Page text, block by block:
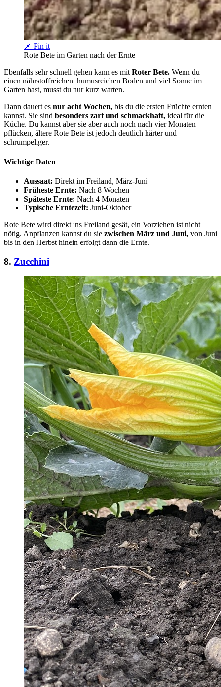
📌 Pin it
Rote Bete im Garten nach der Ernte
Ebenfalls sehr schnell gehen kann es mit Roter Bete. Wenn du
einen nährstoffreichen, humusreichen Boden und viel Sonne im
Garten hast, musst du nur kurz warten.
Dann dauert es nur acht Wochen, bis du die ersten Früchte ernten
kannst. Sie sind besonders zart und schmackhaft, ideal für die
Küche. Du kannst aber sie aber auch noch nach vier Monaten
pflücken, ältere Rote Bete ist jedoch deutlich härter und
schrumpeliger.
Wichtige Daten
Aussaat: Direkt im Freiland, März-Juni
Früheste Ernte: Nach 8 Wochen
Späteste Ernte: Nach 4 Monaten
Typische Erntezeit: Juni-Oktober
Rote Bete wird direkt ins Freiland gesät, ein Vorziehen ist nicht
nötig. Anpflanzen kannst du sie zwischen März und Juni, von Juni
bis in den Herbst hinein erfolgt dann die Ernte.
8. Zucchini